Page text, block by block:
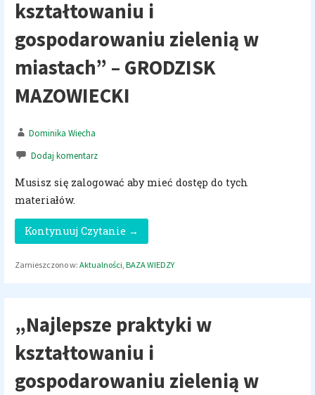
kształtowaniu i
gospodarowaniu zielenią w
miastach” – GRODZISK
MAZOWIECKI
Dominika Wiecha
Dodaj komentarz
Musisz się zalogować aby mieć dostęp do tych
materiałów.
Kontynuuj Czytanie →
Zamieszczono w: Aktualności, BAZA WIEDZY
„Najlepsze praktyki w
kształtowaniu i
gospodarowaniu zielenią w